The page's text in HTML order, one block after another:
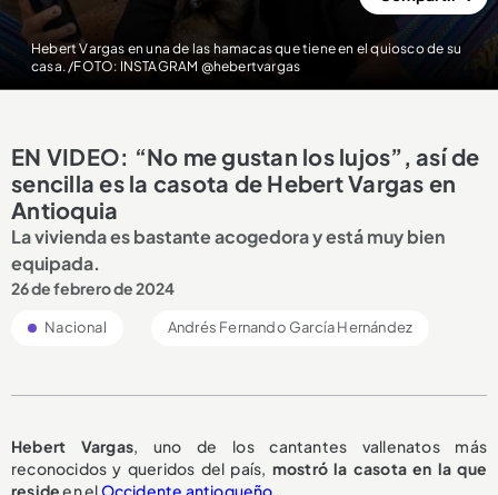
Hebert Vargas en una de las hamacas que tiene en el quiosco de su
casa. /FOTO: INSTAGRAM @hebertvargas
EN VIDEO: “No me gustan los lujos”, así de
sencilla es la casota de Hebert Vargas en
Antioquia
La vivienda es bastante acogedora y está muy bien
equipada.
26 de febrero de 2024
Nacional Andrés Fernando García Hernández
Hebert Vargas, uno de los cantantes vallenatos más
reconocidos y queridos del país, mostró la casota en la que
resideen elOccidente antioqueño.